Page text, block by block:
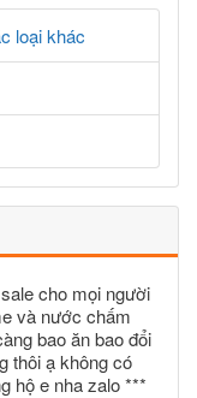
loại khác
cho mọi người
và nước chấm
bao ăn bao đổi
thôi ạ không có
hộ e nha zalo ***